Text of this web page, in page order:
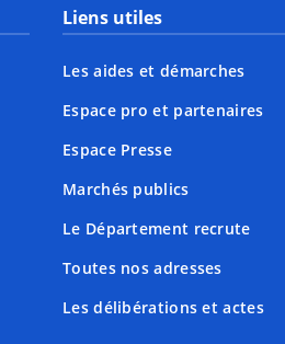
Liens utiles
Les aides et démarches
Espace pro et partenaires
Espace Presse
Marchés publics
Le Département recrute
Toutes nos adresses
Les délibérations et actes